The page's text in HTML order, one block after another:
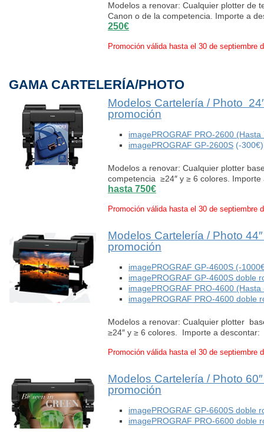
Modelos a renovar: Cualquier plotter de
Canon o de la competencia. Importe a
250€
Promoción válida hasta el 30 de septiembre
GAMA CARTELERÍA/PHOTO
Modelos Cartelería / Photo
promoción
imagePROGRAF PRO-2600 (Hasta
imagePROGRAF GP-2600S (-300€)
Modelos a renovar: Cualquier plotter
competencia ≥24″ y ≥ 6 colores.
hasta 750€
Promoción válida hasta el 30 de septiembre
Modelos Cartelería / Photo
promoción
imagePROGRAF GP-4600S (-
imagePROGRAF GP-4600S doble
imagePROGRAF PRO-4600 (Hasta
imagePROGRAF PRO-4600 doble
Modelos a renovar: Cualquier plotter
≥24″ y ≥ 6 colores. Importe a descontar:
Promoción válida hasta el 30 de septiembre
Modelos Cartelería / Photo
promoción
imagePROGRAF GP-6600S doble
imagePROGRAF PRO-6600 doble